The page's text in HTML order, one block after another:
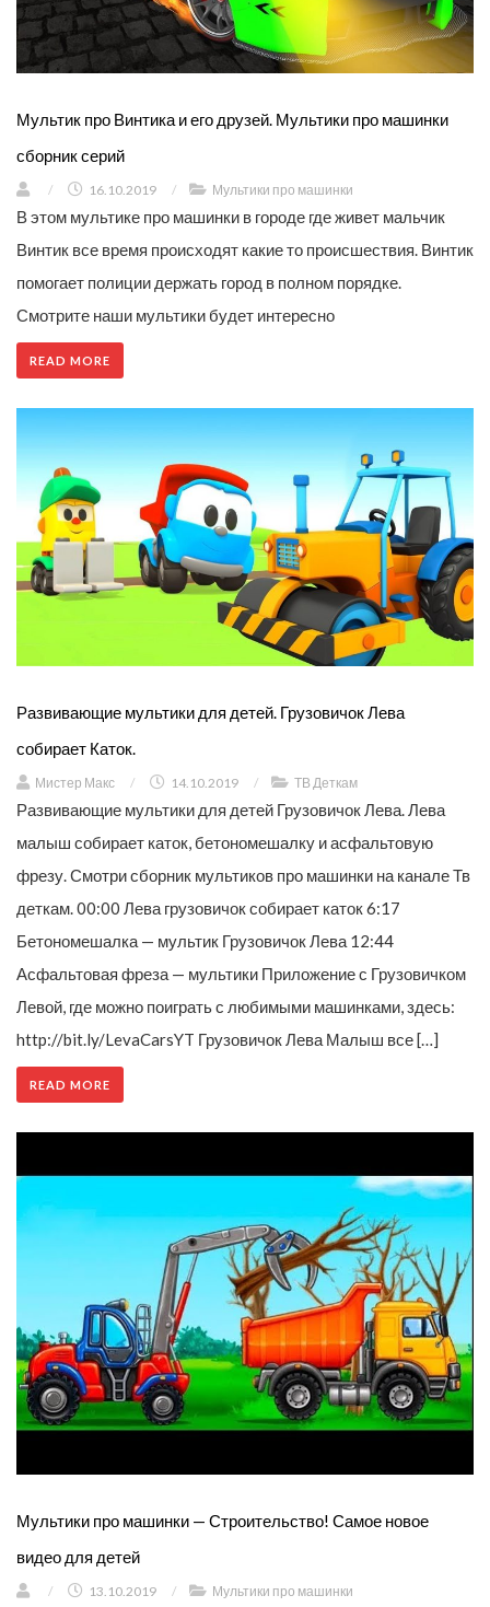
Мультик про Винтика и его друзей. Мультики про машинки
сборник серий
/ 16.10.2019 / Мультики про машинки
В этом мультике про машинки в городе где живет мальчик
Винтик все время происходят какие то происшествия. Винтик
помогает полиции держать город в полном порядке.
Смотрите наши мультики будет интересно
READ MORE
Развивающие мультики для детей. Грузовичок Лева
собирает Каток.
Мистер Макс / 14.10.2019 / ТВ Деткам
Развивающие мультики для детей Грузовичок Лева. Лева
малыш собирает каток, бетономешалку и асфальтовую
фрезу. Смотри сборник мультиков про машинки на канале Тв
деткам. 00:00 Лева грузовичок собирает каток 6:17
Бетономешалка — мультик Грузовичок Лева 12:44
Асфальтовая фреза — мультики Приложение с Грузовичком
Левой, где можно поиграть с любимыми машинками, здесь:
http://bit.ly/LevaCarsYT Грузовичок Лева Малыш все […]
READ MORE
Мультики про машинки — Строительство! Самое новое
видео для детей
/ 13.10.2019 / Мультики про машинки